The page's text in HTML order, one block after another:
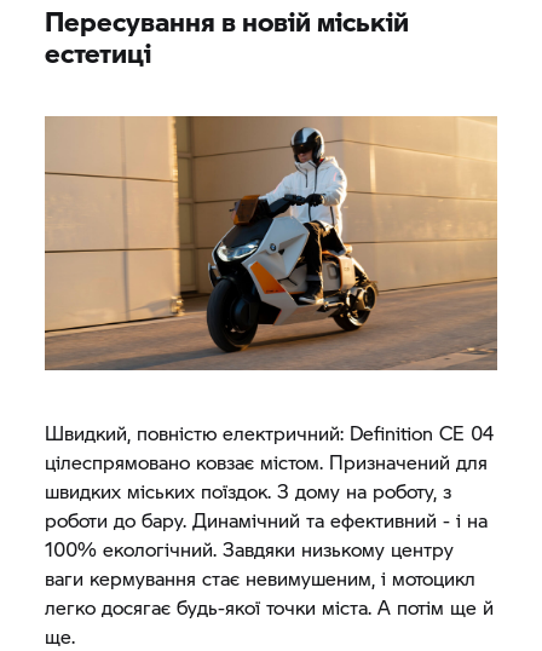
Пересування в новій міській
естетиці
Швидкий, повністю електричний: Definition CE 04
цілеспрямовано ковзає містом. Призначений для
швидких міських поїздок. З дому на роботу, з
роботи до бару. Динамічний та ефективний - і на
100% екологічний. Завдяки низькому центру
ваги кермування стає невимушеним, і мотоцикл
легко досягає будь-якої точки міста. А потім ще й
ще.